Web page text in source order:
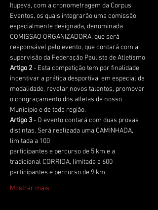
Itupeva, com a cronometragem da Corpus
Eventos, os quais integrarão uma comissão,
especialmente designada, denominada
COMISSÃO ORGANIZADORA, que será
responsável pelo evento, que contará com a
supervisão da Federação Paulista de Atletismo.
Artigo 2 - Esta competição tem por finalidade
incentivar a prática desportiva, em especial da
modalidade, revelar novos talentos, promover
o congraçamento dos atletas de nosso
Município e de toda região.
Artigo 3 - O evento contará com duas provas
distintas. Será realizada uma CAMINHADA,
limitada a 100
participantes e percurso de 5 km e a
tradicional CORRIDA, limitada a 600
participantes e percurso de 9 km.
Mostrar mais